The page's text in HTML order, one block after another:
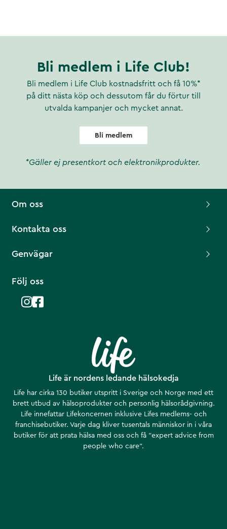
Bli medlem i Life Club!
Bli medlem i Life Club kostnadsfritt och få 10%*
på ditt nästa köp och dessutom får du förtur till
utvalda kampanjer och mycket annat.
Bli medlem
*Gäller ej presentkort och elektronikprodukter.
Life är nordens ledande hälsokedja
Life har cirka 130 butiker utspritt i Sverige och Norge med ett
brett utbud av hälsoprodukter och personlig hälsorådgivning.
Life innefattar Lifekoncernen inklusive Lifes medlems- och
franchisebutiker. Varje dag kliver tusentals människor in i våra
butiker för att prata hälsa med oss och få ”expert advice from
people who care”.
Om oss
Kontakta oss
Genvägar
Följ oss